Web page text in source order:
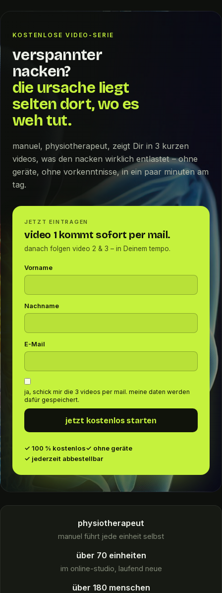
KOSTENLOSE VIDEO-SERIE
verspannter
nacken?
die ursache liegt
selten dort, wo es
weh tut.
manuel, physiotherapeut, zeigt Dir in 3 kurzen
videos, was den nacken wirklich entlastet – ohne
geräte, ohne vorkenntnisse, in ein paar minuten am
tag.
JETZT EINTRAGEN
video 1 kommt sofort per mail.
danach folgen video 2 & 3 – in Deinem tempo.
Vorname
Nachname
E-Mail
ja, schick mir die 3 videos per mail. meine daten werden
dafür gespeichert.
jetzt kostenlos starten
100 % kostenlos
ohne geräte
jederzeit abbestellbar
physiotherapeut
manuel führt jede einheit selbst
über 70 einheiten
im online-studio, laufend neue
über 180 menschen